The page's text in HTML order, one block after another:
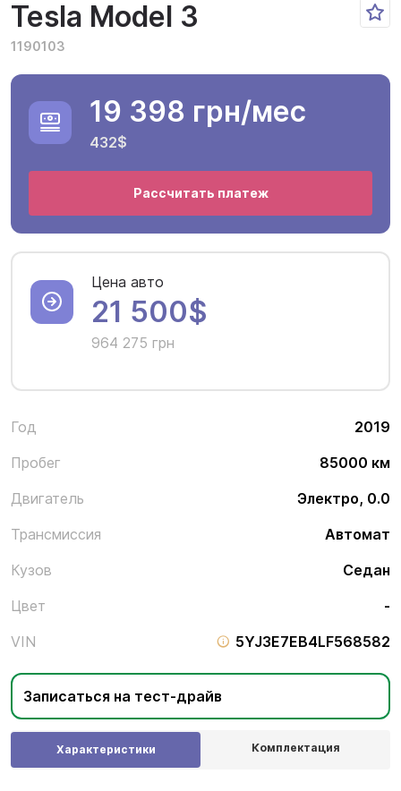
Tesla Model 3
1190103
Год
2019
Пробег
85000 км
Двигатель
Электро, 0.0
Трансмиссия
Автомат
Кузов
Седан
Цвет
-
VIN
5YJ3E7EB4LF568582
Записаться на тест-драйв
19 398 грн/мес
432$
Рассчитать платеж
Цена авто
21 500$
964 275 грн
Характеристики Комплектация